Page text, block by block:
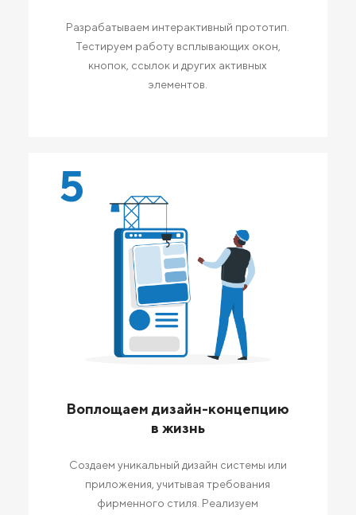
Разрабатываем интерактивный прототип.
Тестируем работу всплывающих окон,
кнопок, ссылок и других активных
элементов.
5
Воплощаем дизайн-концепцию
в жизнь
Создаем уникальный дизайн системы или
приложения, учитывая требования
фирменного стиля. Реализуем